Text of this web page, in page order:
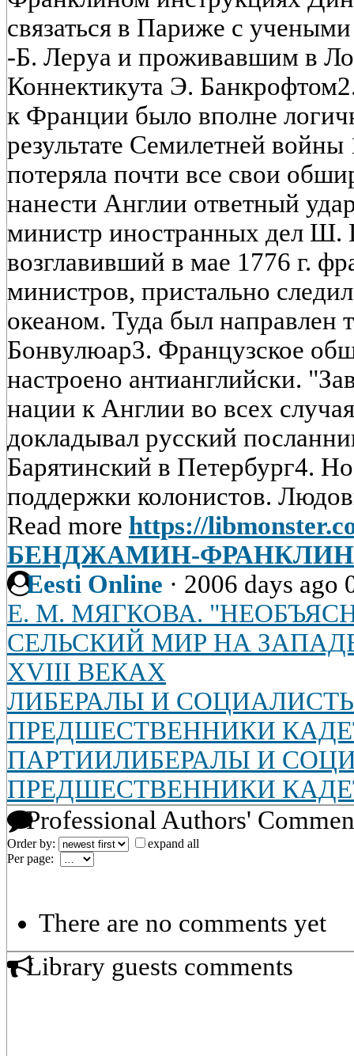
связаться в Париже с
-Б. Леруа и проживавшим в
Коннектикута Э.
к Франции было вполне
результате Семилетней
потеряла почти все свои
нанести Англии ответный
министр иностранных дел Ш.
возглавивший в мае 1776 г.
министров, пристально
океаном. Туда был направлен
Бонвулюар3. Французское
настроено антианглийски.
нации к Англии во всех
докладывал русский
Барятинский в Петербург4.
поддержки колонистов.
Read more https://
БЕНДЖАМИН-
Eesti Online · 2006 days ago
Е. М. МЯГКОВА.
СЕЛЬСКИЙ МИР НА
XVIII ВЕКАХ
ЛИБЕРАЛЫ И
ПРЕДШЕСТВЕННИКИ
ПАРТИИЛИБЕРАЛЫ И
ПРЕДШЕСТВЕННИКИ
Professional Authors'
Order by:
expand all
Per page:
There are no comments yet
Library guests comments